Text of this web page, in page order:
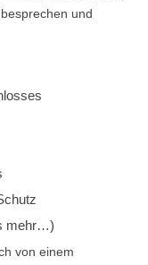
und
mehr…)
von einem